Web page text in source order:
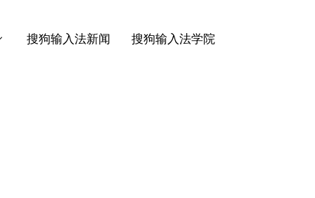
搜狗输入法新闻 搜狗输入法学院